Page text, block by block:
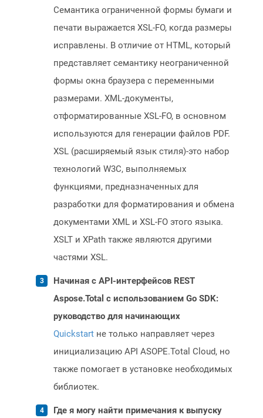
Семантика ограниченной формы бумаги и
печати выражается XSL-FO, когда размеры
исправлены. В отличие от HTML, который
представляет семантику неограниченной
формы окна браузера с переменными
размерами. XML-документы,
отформатированные XSL-FO, в основном
используются для генерации файлов PDF.
XSL (расширяемый язык стиля)-это набор
технологий W3C, выполняемых
функциями, предназначенных для
разработки для форматирования и обмена
документами XML и XSL-FO этого языка.
XSLT и XPath также являются другими
частями XSL.
Начиная с API-интерфейсов REST
Aspose.Total с использованием Go SDK:
руководство для начинающих
Quickstart не только направляет через
инициализацию API ASOPE.Total Cloud, но
также помогает в установке необходимых
библиотек.
Где я могу найти примечания к выпуску